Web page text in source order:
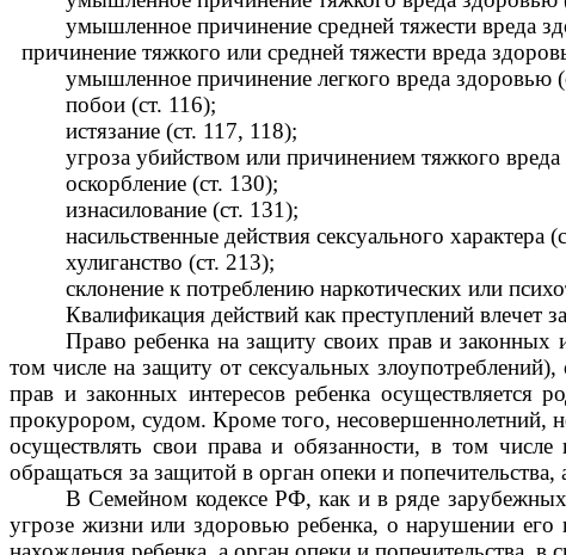
умышленное причинение средней тяжести вреда
причинение тяжкого или средней тяжести вреда
умышленное причинение легкого вреда здоровью
побои (ст. 116);
истязание (ст. 117, 118);
угроза убийством или причинением тяжкого
оскорбление (ст. 130);
изнасилование (ст. 131);
насильственные действия сексуального характера
хулиганство (ст. 213);
склонение к потреблению наркотических или
Квалификация действий как преступлений влечет
Право ребенка на защиту своих прав и законных
том числе на защиту от сексуальных
прав и законных интересов ребенка
прокурором, судом. Кроме того, несовершеннолетний,
осуществлять свои права и обязанности, в том
обращаться за защитой в орган опеки и
В Семейном кодексе РФ, как и в ряде зарубежных
угрозе жизни или здоровью ребенка, о нарушении его